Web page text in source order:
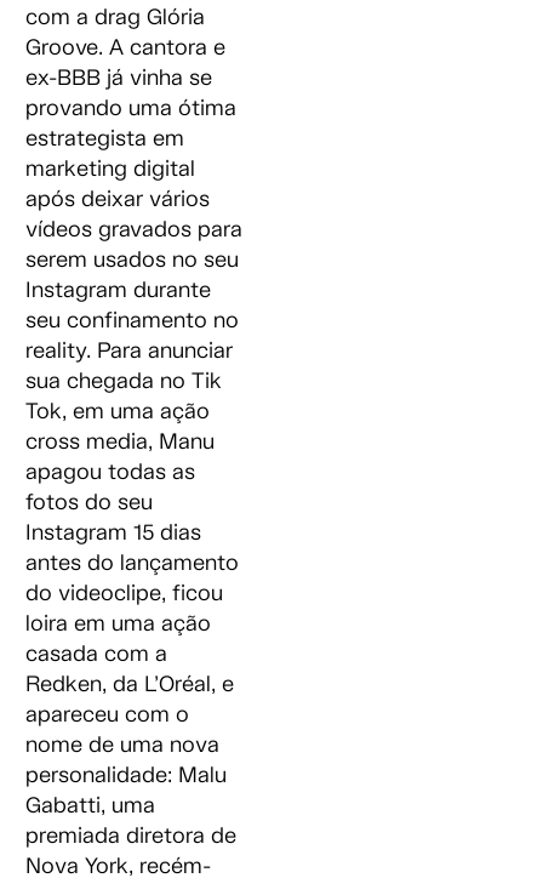
com a drag Glória
Groove. A cantora e
ex-BBB já vinha se
provando uma ótima
estrategista em
marketing digital
após deixar vários
vídeos gravados para
serem usados no seu
Instagram durante
seu confinamento no
reality. Para anunciar
sua chegada no Tik
Tok, em uma ação
cross media, Manu
apagou todas as
fotos do seu
Instagram 15 dias
antes do lançamento
do videoclipe, ficou
loira em uma ação
casada com a
Redken, da L’Oréal, e
apareceu com o
nome de uma nova
personalidade: Malu
Gabatti, uma
premiada diretora de
Nova York, recém-